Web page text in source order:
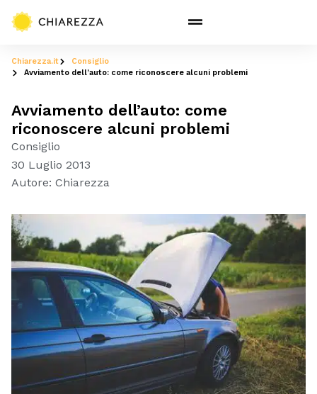
Chiarezza.it
Consiglio
Avviamento dell’auto: come riconoscere alcuni problemi
Avviamento dell’auto: come
riconoscere alcuni problemi
Consiglio
30 Luglio 2013
Autore: Chiarezza